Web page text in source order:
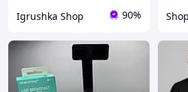
Igrushka Shop 90%